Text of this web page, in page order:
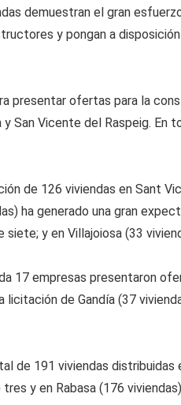
demuestran el gran
y pongan a
presentar ofertas para la
y San Vicente del Raspeig.
de 126 viviendas en Sant
ha generado una gran
siete; y en Villajoiosa (33
17 empresas presentaron
licitación de Gandía (37
de 191 viviendas
y en Rabasa (176